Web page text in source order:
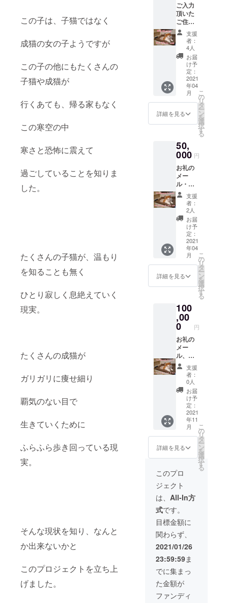
この子は、子猫ではなく
成猫の女の子ようですが
この子の他にもたくさんの
子猫や成猫が
行くあても、帰る家もなく
この寒空の中
寒さと恐怖に震えて
過ごしていることを知りま
した。
たくさんの子猫が、温もり
を知ることも無く
ひとり寂しく息絶えていく
現実。
たくさんの成猫が
ガリガリに痩せ細り
覇気のない目で
生きていくために
ふらふら歩き回っている現
実。
そんな現状を知り、なんと
か出来ないかと
このプロジェクトを立ち上
げました。
ご入力
頂いた
ご住所
に フォ
トアル
バムを
送らせ
て頂き
ます。
活動報
告も、
ご覧頂
けま
す。
支援
者：
4人
お届
け予
定：
2021
年04
月
詳細を見る
こ
の
リ
タ
ー
ン
を
選
択
す
る
50,
000 円
お礼の
メー
ル・お
礼のお
写真 お
礼のお
手紙・
お礼の
フォト
アルバ
ム 全て
送らせ
て頂き
ます。
活動報
告も、
けま
す。
支援
者：
2人
お届
け予
定：
2021
年04
月
詳細を見る
こ
の
リ
タ
ー
ン
を
選
択
す
る
100
,00
0 円
お礼の
メー
ル、お
礼のお
写真 お
礼のお
手紙、
お礼の
フォト
ブック
に加え
猫グッ
ズを送
らせて
頂きま
す。 猫
グッズ
は、 缶
バッ
チ、
キーホ
ルダー
等の小
物を 3
点程で
予定し
ており
ます。
活動報
告も、
ご覧頂
けま
す。
支援
者：
0人
お届
け予
定：
2021
年11
月
詳細を見る
こ
の
リ
タ
ー
ン
を
選
択
す
る
このプロ
ジェクト
は、 All-In方
式です。
目標金額に
関わらず、
2021/01/26
23:59:59ま
でに集まっ
た金額が
ファンディ